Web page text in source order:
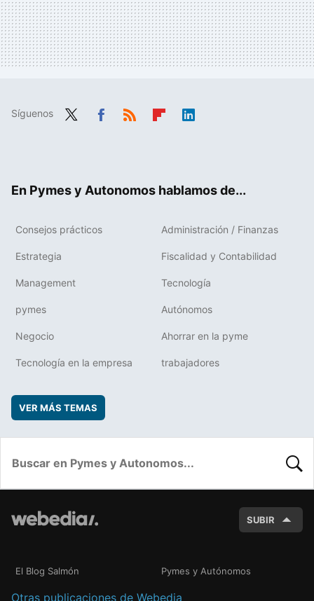
Síguenos
En Pymes y Autonomos hablamos de...
Consejos prácticos Administración / Finanzas
Estrategia Fiscalidad y Contabilidad
Management Tecnología
pymes Autónomos
Negocio Ahorrar en la pyme
Tecnología en la empresa trabajadores
VER MÁS TEMAS
SUBIR
El Blog Salmón Pymes y Autónomos
Otras publicaciones de Webedia